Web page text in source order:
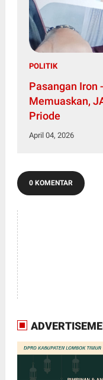
POLITIK
Pasangan Iron
Memuaskan,
Priode
April 04, 2026
0 KOMENTAR